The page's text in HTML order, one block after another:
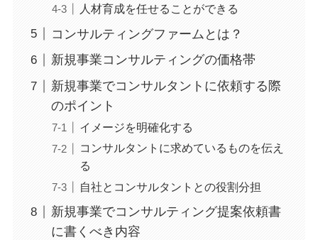
人材育成を任せることができる
コンサルティングファームとは？
新規事業コンサルティングの価格帯
新規事業でコンサルタントに依頼する際
のポイント
イメージを明確化する
コンサルタントに求めているものを伝え
る
自社とコンサルタントとの役割分担
新規事業でコンサルティング提案依頼書
に書くべき内容